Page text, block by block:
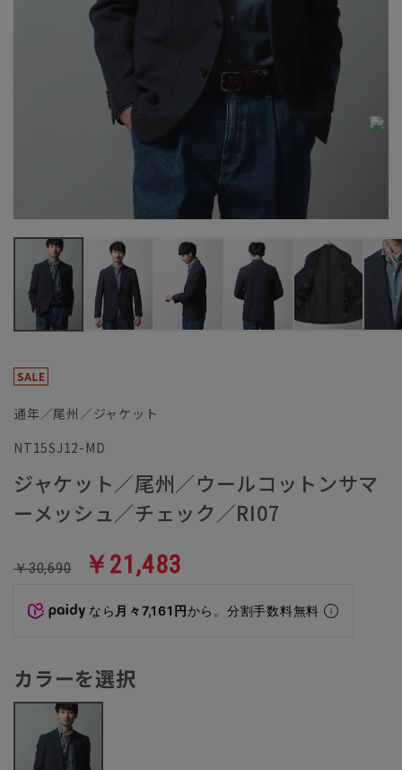
通年／尾州／ジャケット
NT15SJ12-MD
ジャケット／尾州／ウールコットンサマ
ーメッシュ／チェック／RI07
￥30,690 ￥21,483
なら 月々7,161円から。分割手数料無料
カラーを選択